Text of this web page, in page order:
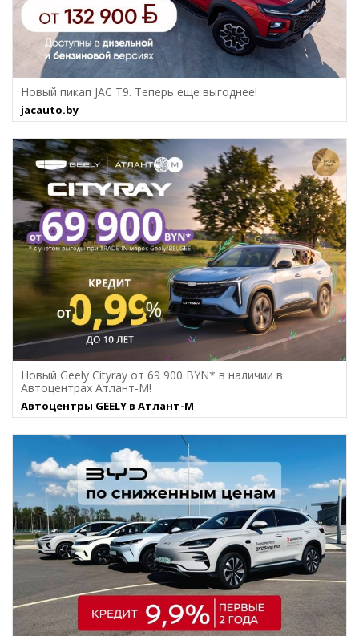
Новый пикап JAC T9. Теперь еще выгоднее!
jacauto.by
Новый Geely Cityray от 69 900 BYN* в наличии в
Автоцентрах Атлант-М!
Автоцентры GEELY в Атлант-М